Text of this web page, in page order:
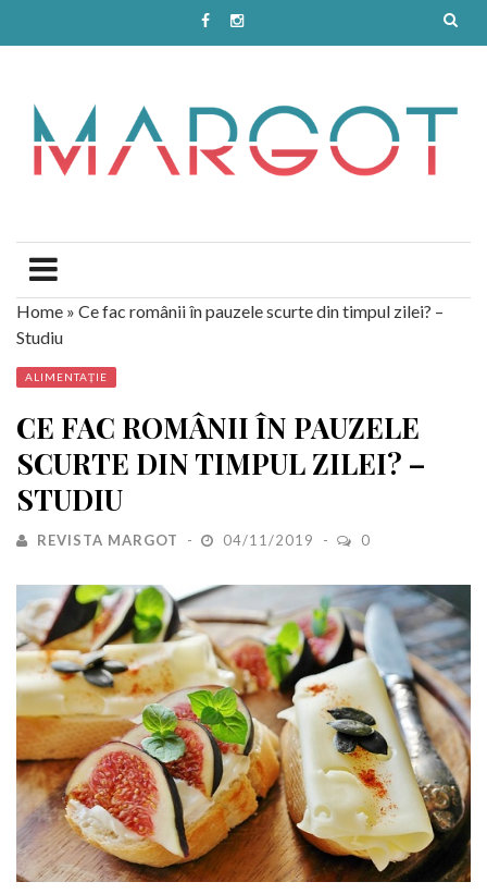
Home » Ce fac românii în pauzele scurte din timpul zilei? –
Studiu
ALIMENTAȚIE
CE FAC ROMÂNII ÎN PAUZELE
SCURTE DIN TIMPUL ZILEI? –
STUDIU
REVISTA MARGOT 04/11/2019 0